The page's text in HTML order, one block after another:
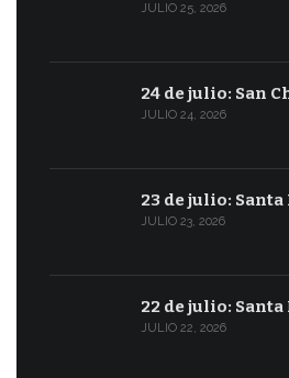
JULIO 25, 2026
24 de julio: San
JULIO 24, 2026
23 de julio:
JULIO 23, 2026
22 de julio:
JULIO 22, 2026